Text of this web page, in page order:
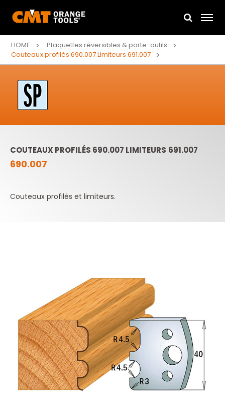
HOME
Plaquettes réversibles & porte-outils
Couteaux profilés 690.007 Limiteurs 691.007
COUTEAUX PROFILÉS 690.007 LIMITEURS 691.007
690.007
Couteaux profilés et limiteurs.